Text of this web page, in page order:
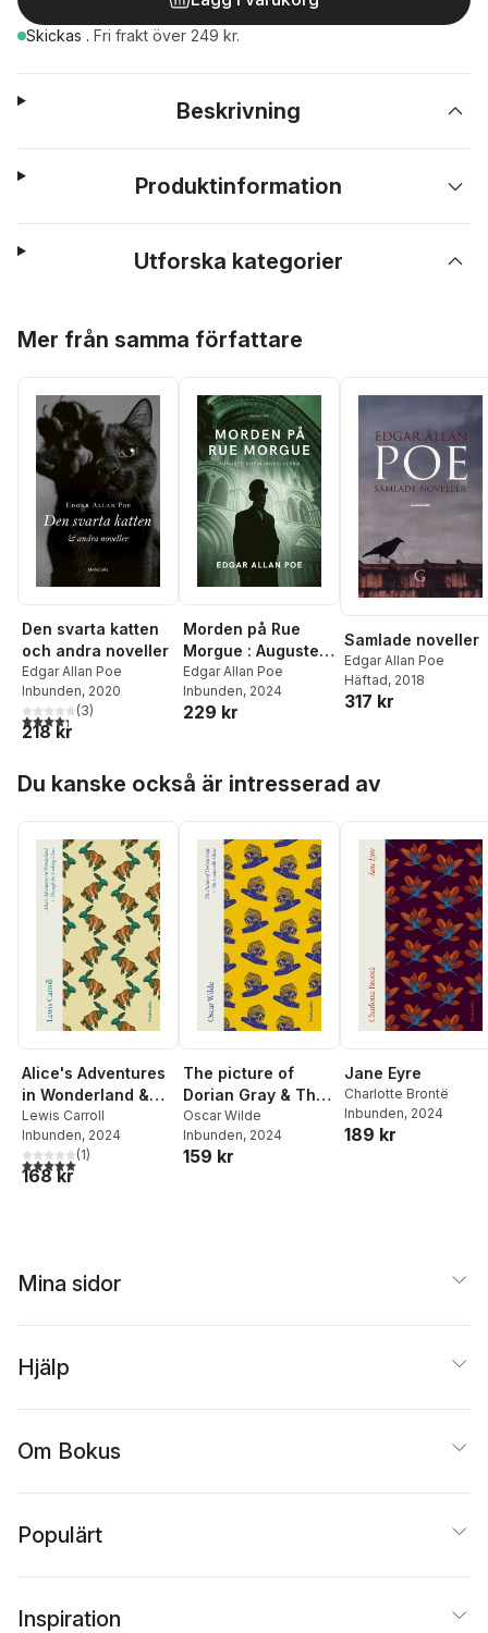
Skickas . Fri frakt över 249 kr.
Beskrivning
Produktinformation
Utforska kategorier
Mer från samma författare
Den svarta katten
och andra noveller
Edgar Allan Poe
Inbunden, 2020
4,3utav 5 stjärnor. Totalt antal röster:
(3)
218 kr
Morden på Rue
Morgue : Auguste
Dupin-novellerna
Edgar Allan Poe
Inbunden, 2024
229 kr
Samlade noveller
Edgar Allan Poe
Häftad, 2018
317 kr
Du kanske också är intresserad av
Alice's Adventures
in Wonderland &
Through the
Looking-Glass
Lewis Carroll
Inbunden, 2024
5,0utav 5 stjärnor. Totalt antal röster:
(1)
168 kr
The picture of
Dorian Gray & The
Canterville ghost
Oscar Wilde
Inbunden, 2024
159 kr
Jane Eyre
Charlotte Brontë
Inbunden, 2024
189 kr
Mina sidor
Hjälp
Om Bokus
Populärt
Inspiration